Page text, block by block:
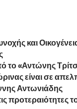
και
«Αντώνης
είναι σε
Αντωνιάδης
προτεραιότητες